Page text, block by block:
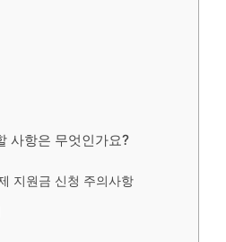
사항은 무엇인가요?
지원금 신청 주의사항